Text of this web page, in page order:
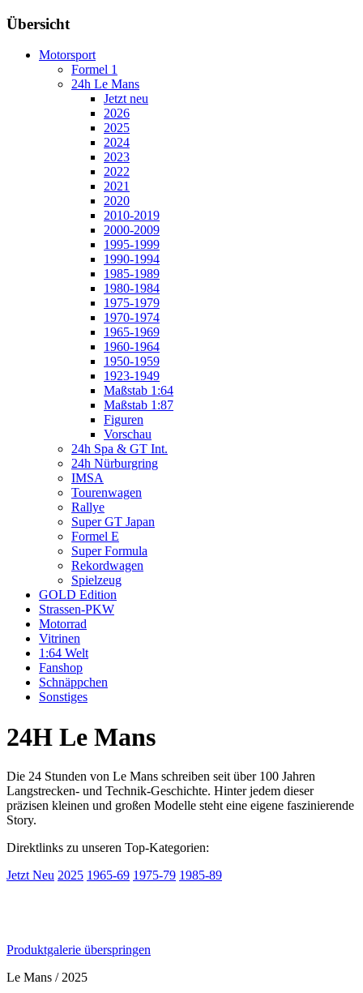
Übersicht
Motorsport
Formel 1
24h Le Mans
Jetzt neu
2026
2025
2024
2023
2022
2021
2020
2010-2019
2000-2009
1995-1999
1990-1994
1985-1989
1980-1984
1975-1979
1970-1974
1965-1969
1960-1964
1950-1959
1923-1949
Maßstab 1:64
Maßstab 1:87
Figuren
Vorschau
24h Spa & GT Int.
24h Nürburgring
IMSA
Tourenwagen
Rallye
Super GT Japan
Formel E
Super Formula
Rekordwagen
Spielzeug
GOLD Edition
Strassen-PKW
Motorrad
Vitrinen
1:64 Welt
Fanshop
Schnäppchen
Sonstiges
24H Le Mans
Die 24 Stunden von Le Mans schreiben seit über 100 Jahren
Langstrecken- und Technik-Geschichte. Hinter jedem dieser
präzisen kleinen und großen Modelle steht eine eigene faszinierende
Story.
Direktlinks zu unseren Top-Kategorien:
Jetzt Neu 2025 1965-69 1975-79 1985-89
Produktgalerie überspringen
Le Mans / 2025